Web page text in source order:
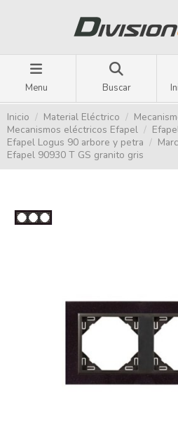
Menu Buscar
Inicio Material Eléctrico
Mecanismos eléctricos Efapel
Efapel Logus 90 arbore y petra
Efapel 90930 T GS granito gris